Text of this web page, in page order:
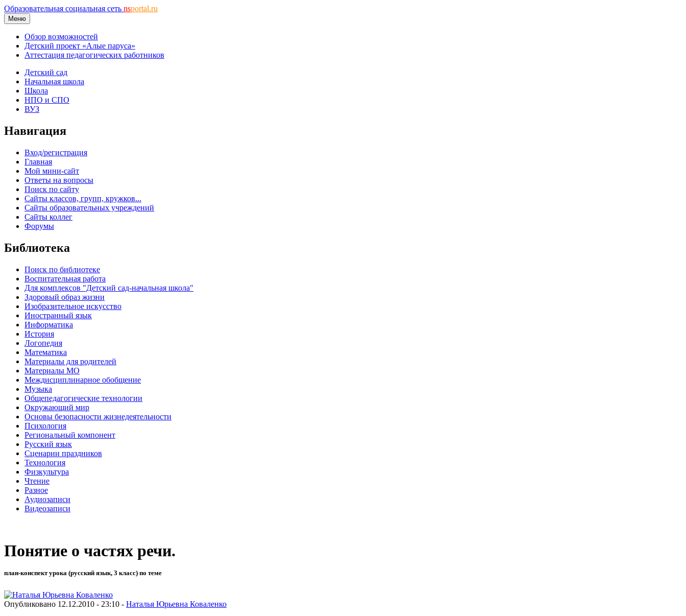
Образовательная социальная сеть nsportal.ru
Меню
Обзор возможностей
Детский проект «Алые паруса»
Аттестация педагогических работников
Детский сад
Начальная школа
Школа
НПО и СПО
ВУЗ
Навигация
Вход/регистрация
Главная
Мой мини-сайт
Ответы на вопросы
Поиск по сайту
Сайты классов, групп, кружков...
Сайты образовательных учреждений
Сайты коллег
Форумы
Библиотека
Поиск по библиотеке
Воспитательная работа
Для комплексов "Детский сад-начальная школа"
Здоровый образ жизни
Изобразительное искусство
Иностранный язык
Информатика
История
Логопедия
Математика
Материалы для родителей
Материалы МО
Междисциплинарное обобщение
Музыка
Общепедагогические технологии
Окружающий мир
Основы безопасности жизнедеятельности
Психология
Региональный компонент
Русский язык
Сценарии праздников
Технология
Физкультура
Чтение
Разное
Аудиозаписи
Видеозаписи
Понятие о частях речи.
план-конспект урока (русский язык, 3 класс) по теме
Опубликовано 12.12.2010 - 23:10 - Наталья Юрьевна Коваленко